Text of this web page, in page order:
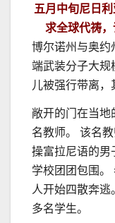
五月中旬尼日
求全球代祷，
博尔诺州与奥
端武装分子大规
儿被强行带离，
敞开的门在当地
名教师。 该名
操富拉尼语的男
学校团团包围。
人开始四散奔
多名学生。